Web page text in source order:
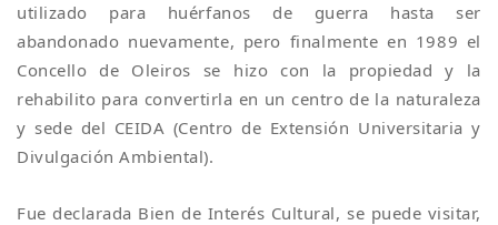
utilizado para huérfanos de guerra hasta ser
abandonado nuevamente, pero finalmente en 1989 el
Concello de Oleiros se hizo con la propiedad y la
rehabilito para convertirla en un centro de la naturaleza
y sede del CEIDA (Centro de Extensión Universitaria y
Divulgación Ambiental).
Fue declarada Bien de Interés Cultural, se puede visitar,